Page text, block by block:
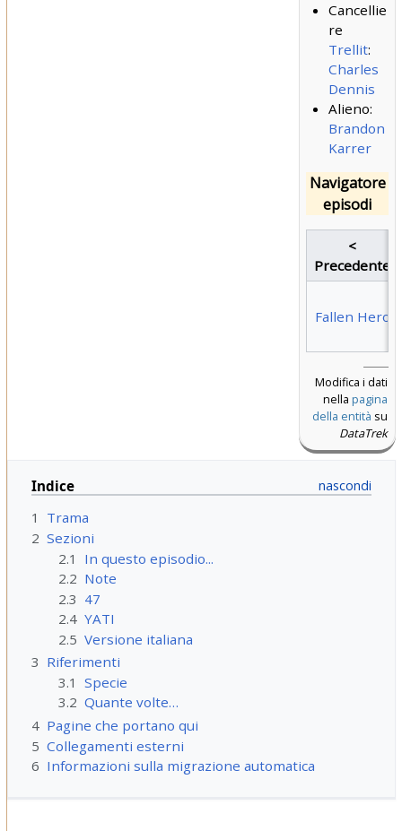
Cancellie
re
Trellit:
Charles
Dennis
Alieno:
Brandon
Karrer
Navigatore
episodi
<
Precedente
Fallen Hero
Modifica i dati
nella pagina
della entità su
DataTrek
Indice
1
Trama
2 Sezioni
2.1
In questo episodio...
2.2 Note
2.3 47
2.4 YATI
2.5 Versione italiana
3 Riferimenti
3.1
Specie
3.2 Quante volte…
4 Pagine che portano qui
5 Collegamenti esterni
6 Informazioni sulla migrazione automatica